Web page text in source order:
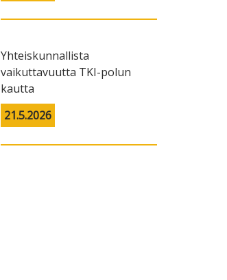
Yhteiskunnallista
vaikuttavuutta TKI-polun
kautta
21.5.2026